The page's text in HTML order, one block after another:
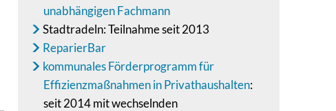
unabhängigen Fachmann
Stadtradeln: Teilnahme seit 2013
ReparierBar
kommunales Förderprogramm für
Effizienzmaßnahmen in Privathaushalten:
seit 2014 mit wechselnden